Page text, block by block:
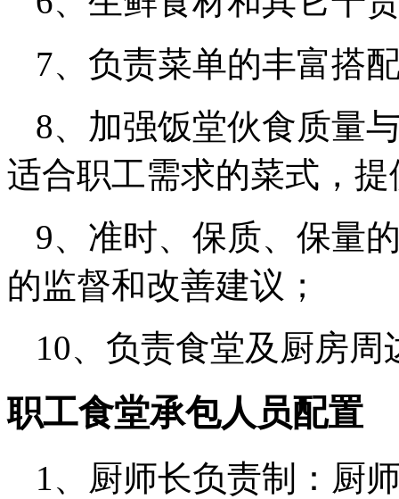
7、负责菜单的丰富搭
8、加强饭堂伙食质量
适合职工需求的菜式，
9、准时、保质、保量
的监督和改善建议；
10、负责食堂及厨房周
职工食堂承包人员配置
1、厨师长负责制：厨